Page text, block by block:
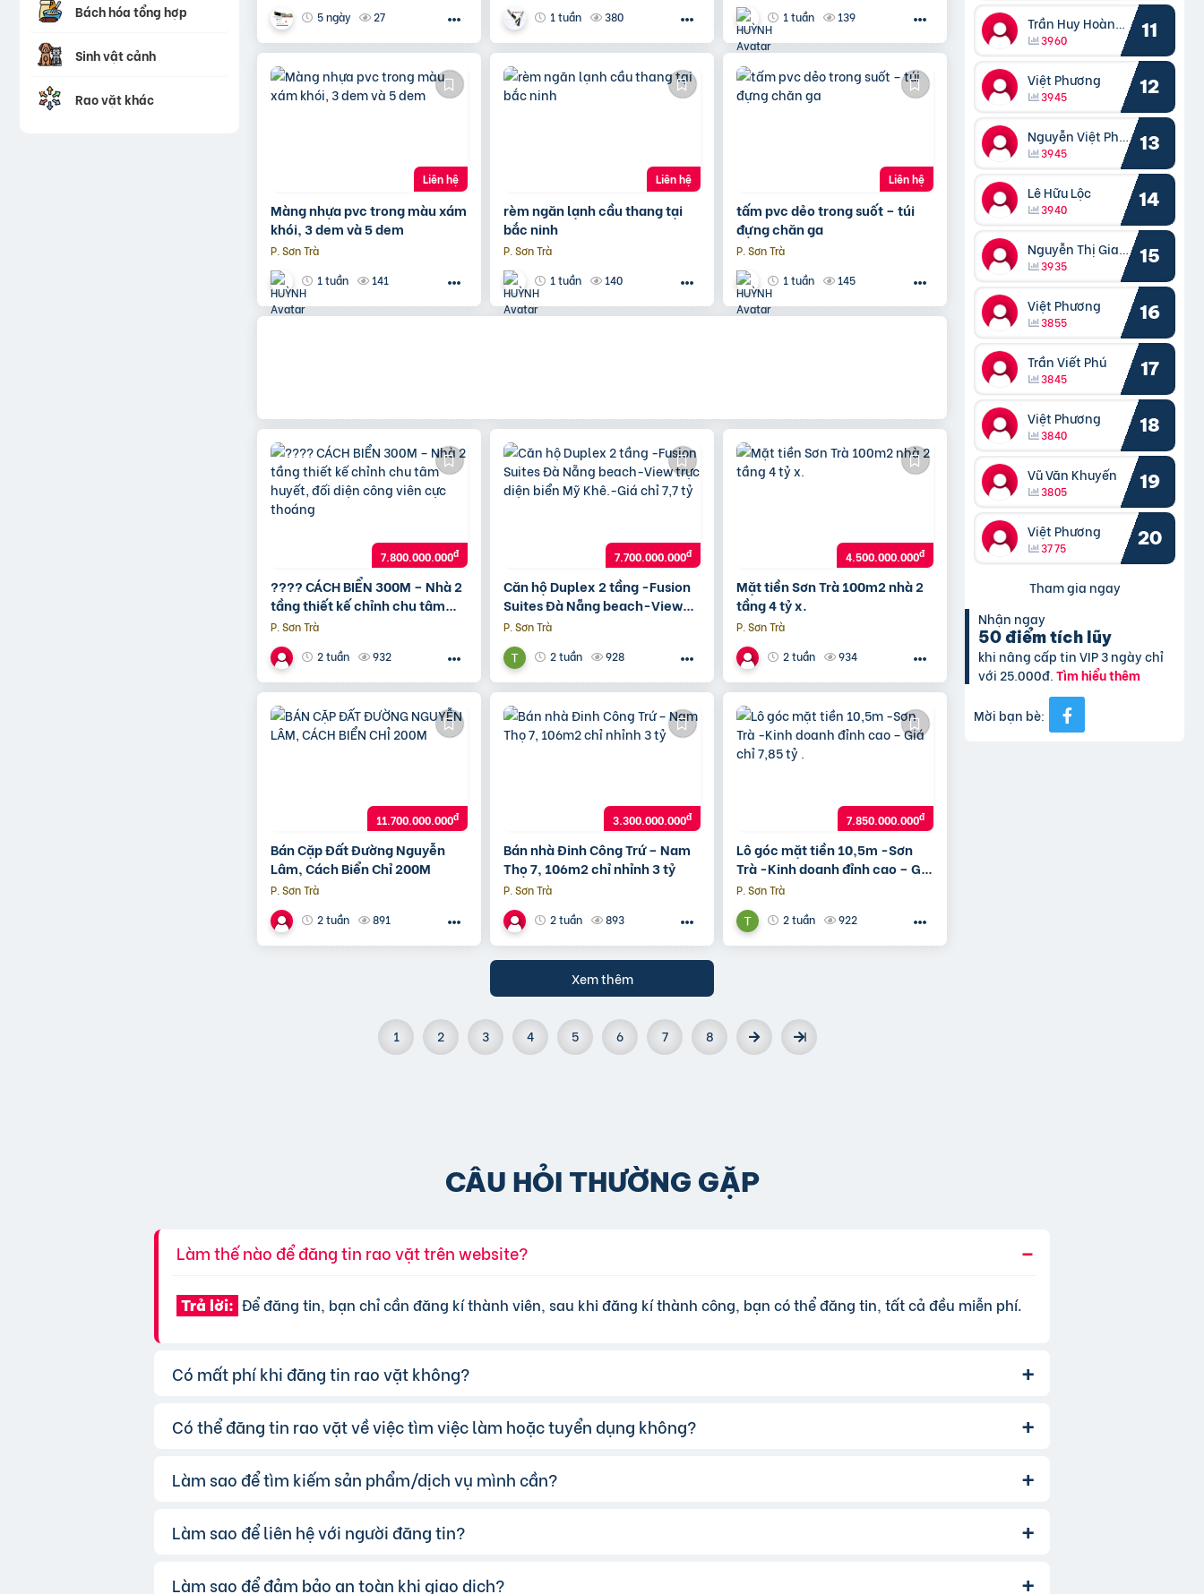
Bách hóa tổng hợp
Sinh vật cảnh
Rao vặt khác
5 ngày
27
1 tuần
380
1 tuần
139
Màng nhựa pvc trong màu xám
khói, 3 dem và 5 dem
P. Sơn Trà
1 tuần
141
Liên hệ
rèm ngăn lạnh cầu thang tại
bắc ninh
P. Sơn Trà
1 tuần
140
Liên hệ
tấm pvc dẻo trong suốt – túi
đựng chăn ga
P. Sơn Trà
1 tuần
145
Liên hệ
???? CÁCH BIỂN 300M – Nhà 2
tầng thiết kế chỉnh chu tâm
huyết, đối diện công viên cực
thoáng
P. Sơn Trà
2 tuần
932
7.800.000.000đ
Căn hộ Duplex 2 tầng -Fusion
Suites Đà Nẵng beach-View
trực diện biển Mỹ Khê.-Giá chỉ
7,7 tỷ
P. Sơn Trà
2 tuần
928
7.700.000.000đ
Mặt tiền Sơn Trà 100m2 nhà 2
tầng 4 tỷ x.
P. Sơn Trà
2 tuần
934
4.500.000.000đ
Bán Cặp Đất Đường Nguyễn
Lâm, Cách Biển Chỉ 200M
P. Sơn Trà
2 tuần
891
11.700.000.000đ
Bán nhà Đinh Công Trứ – Nam
Thọ 7, 106m2 chỉ nhỉnh 3 tỷ
P. Sơn Trà
2 tuần
893
3.300.000.000đ
Lô góc mặt tiền 10,5m -Sơn
Trà -Kinh doanh đỉnh cao – Giá
chỉ 7,85 tỷ .
P. Sơn Trà
2 tuần
922
7.850.000.000đ
Xem thêm
1 2 3 4 5 6 7 8
Trần Huy Hoàng Bắc
3960 11
Việt Phương
3945 12
Nguyễn Việt Phương
3945 13
Lê Hữu Lộc
3940 14
Nguyễn Thị Giang
3935 15
Việt Phương
3855 16
Trần Viết Phú
3845 17
Việt Phương
3840 18
Vũ Văn Khuyến
3805 19
Việt Phương
3775 20
Tham gia ngay
Nhận ngay
50 điểm tích lũy
khi nâng cấp tin VIP 3 ngày chỉ
với 25.000đ.Tìm hiểu thêm
Mời bạn bè:
CÂU HỎI THƯỜNG GẶP
Làm thế nào để đăng tin rao vặt trên website?
Trả lời: Để đăng tin, bạn chỉ cần đăng kí thành viên, sau khi đăng kí thành công, bạn có thể đăng tin, tất cả đều miễn phí.
Có mất phí khi đăng tin rao vặt không?
Trả lời: Chúng tôi cung cấp gói đăng tin miễn phí cơ bản cho tất cả người dùng. Tuy nhiên, để tăng hiệu quả quảng cáo và
Có thể đăng tin rao vặt về việc tìm việc làm hoặc tuyển dụng không?
Trả lời: Hoàn toàn có thể. Website của chúng tôi hỗ trợ đăng tin tuyển dụng và tìm việc làm. Bạn chỉ cần chọn đúng chuyên
Làm sao để tìm kiếm sản phẩm/dịch vụ mình cần?
Trả lời: Bạn có thể sử dụng công cụ tìm kiếm trên website, nhập từ khóa liên quan đến sản phẩm/dịch vụ bạn muốn tìm. Để
Làm sao để liên hệ với người đăng tin?
Trả lời: Khi bạn tìm thấy tin rao vặt phù hợp, hãy nhấp vào một trong những nút liên hệ mà người đăng tin cung cấp:
Làm sao để đảm bảo an toàn khi giao dịch?